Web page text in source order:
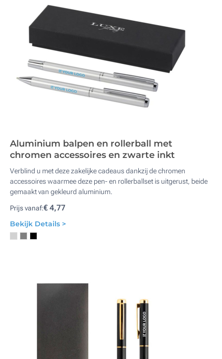
Aluminium balpen en rollerball met
chromen accessoires en zwarte inkt
Verblind u met deze zakelijke cadeaus dankzij de chromen
accessoires waarmee deze pen- en rollerballset is uitgerust, beide
gemaakt van gekleurd aluminium.
Prijs vanaf:€ 4,77
Bekijk Details >